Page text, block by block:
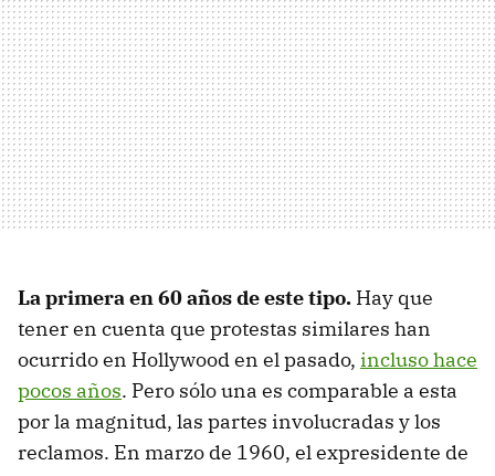
La primera en 60 años de este tipo. Hay que
tener en cuenta que protestas similares han
ocurrido en Hollywood en el pasado, incluso hace
pocos años. Pero sólo una es comparable a esta
por la magnitud, las partes involucradas y los
reclamos. En marzo de 1960, el expresidente de